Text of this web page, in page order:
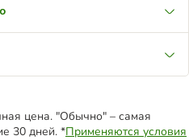
цена. "Обычно" – самая
30 дней. *Применяются условия